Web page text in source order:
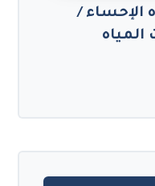
الإحساء /